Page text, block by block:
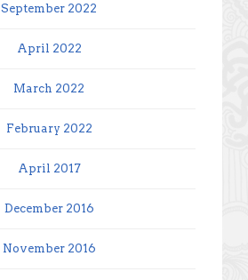
September 2022
April 2022
March 2022
February 2022
April 2017
December 2016
November 2016